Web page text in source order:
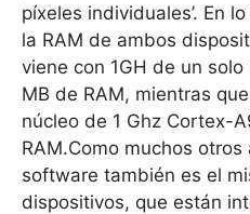
píxeles individuales’. En
la RAM de ambos
viene con 1GH de un
MB de RAM, mientras
núcleo de 1 Ghz Cortex-
RAM.Como muchos
software también es el
dispositivos, que están